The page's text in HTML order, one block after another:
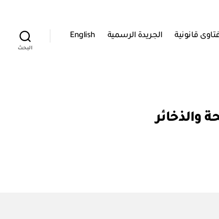
قانونية الجريدة الرسمية English
البحث